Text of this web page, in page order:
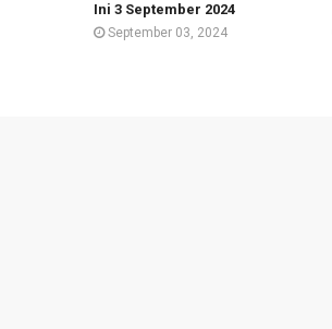
Ini 3 September 2024
September 03, 2024